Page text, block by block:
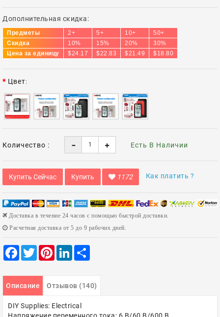
Дополнительная скидка:
Предметы 2+ 5+ 10+
50+
Скидка
10% 15% 20%
30%
Цена за единицу
$24.17 $22.83 $21.49 $18.80
Цвет
Количество : Есть В Наличии
Купить Сейчас Купить 1172 Как платить ?
Доставка в течение 24 часов с помощью быстрой доставки.
Расчетная доставка от 5 до 9 рабочих дней.
Facebook
TwitterPinterestLinkedIn
Описание Отзывов (140)
DIY Supplies: Electrical